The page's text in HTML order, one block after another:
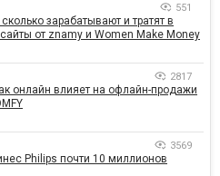
551
зарабатывают и тратят в
от znamy и Women Make Money
2817
онлайн влияет на офлайн-продажи
3569
Philips почти 10 миллионов